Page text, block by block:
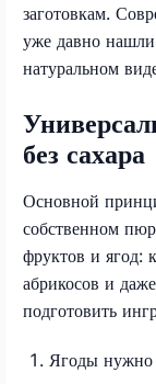
заготовкам.
уже давно
натуральном
без сахара
Основной
собственном
фруктов и ягод:
абрикосов и
подготовить
Ягоды нужно